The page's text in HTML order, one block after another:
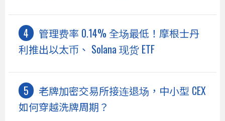
管理费率 0.14% 全场最低！摩根士丹
利推出以太币、 Solana 现货 ETF
老牌加密交易所接连退场，中小型 CEX
如何穿越洗牌周期？